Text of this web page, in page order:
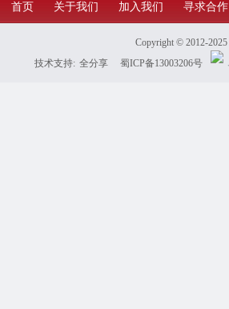
首页 关于我们 加入我们 寻求合作
Copyright © 2012-2025
技术支持: 全分享 蜀ICP备13003206号